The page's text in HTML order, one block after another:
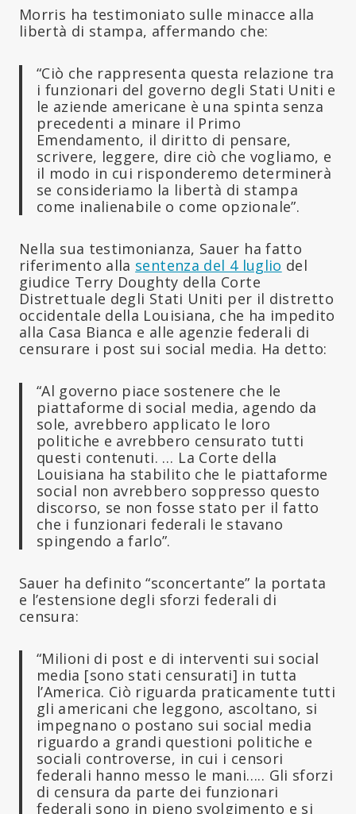
Morris ha testimoniato sulle minacce alla
libertà di stampa, affermando che:
“Ciò che rappresenta questa relazione tra
i funzionari del governo degli Stati Uniti e
le aziende americane è una spinta senza
precedenti a minare il Primo
Emendamento, il diritto di pensare,
scrivere, leggere, dire ciò che vogliamo, e
il modo in cui risponderemo determinerà
se consideriamo la libertà di stampa
come inalienabile o come opzionale”.
Nella sua testimonianza, Sauer ha fatto
riferimento alla sentenza del 4 luglio del
giudice Terry Doughty della Corte
Distrettuale degli Stati Uniti per il distretto
occidentale della Louisiana, che ha impedito
alla Casa Bianca e alle agenzie federali di
censurare i post sui social media. Ha detto:
“Al governo piace sostenere che le
piattaforme di social media, agendo da
sole, avrebbero applicato le loro
politiche e avrebbero censurato tutti
questi contenuti. … La Corte della
Louisiana ha stabilito che le piattaforme
social non avrebbero soppresso questo
discorso, se non fosse stato per il fatto
che i funzionari federali le stavano
spingendo a farlo”.
Sauer ha definito “sconcertante” la portata
e l’estensione degli sforzi federali di
censura:
“Milioni di post e di interventi sui social
media [sono stati censurati] in tutta
l’America. Ciò riguarda praticamente tutti
gli americani che leggono, ascoltano, si
impegnano o postano sui social media
riguardo a grandi questioni politiche e
sociali controverse, in cui i censori
federali hanno messo le mani….. Gli sforzi
di censura da parte dei funzionari
federali sono in pieno svolgimento e si